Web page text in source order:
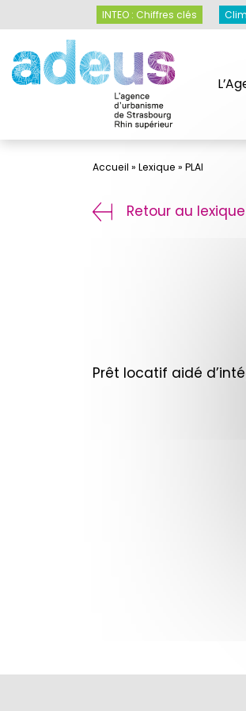
INTEO : Chiffres clés
Accueil » Lexique » PLAI
Retour au lexique
Prêt locatif aidé
Panneau de gestion des cookies